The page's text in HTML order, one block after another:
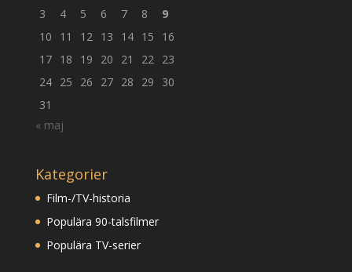
3
4 5 6 7 8
9
10
11 12 13 14 15
16
17 18 19 20 21 22 23
24 25 26 27 28 29
30
31
« maj
Kategorier
Film-/TV-historia
Populära 90-talsfilmer
Populära TV-serier